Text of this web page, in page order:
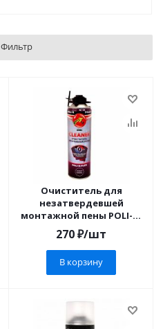
Фильтр
Очиститель для
незатвердевшей
монтажной пены POLI-R-
FLEX
270₽/шт
В корзину